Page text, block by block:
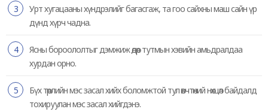
3
Урт хугацааны хүндрэлийг багасгаж, та гоо сайхны маш сайн үр
дүнд хүрч чадна.
4
Ясны бороололтыг дэмжиж өдөр тутмын хэвийн амьдралдаа
хурдан орно.
5
Бүх төрлийн мэс засал хийх боломжтой тул өвчтөний нөхцөл байдалд
тохируулан мэс засал хийгдэнэ.